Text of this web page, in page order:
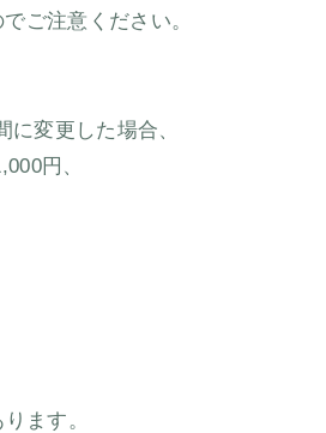
ご注意ください。
変更した場合、
円、
ます。